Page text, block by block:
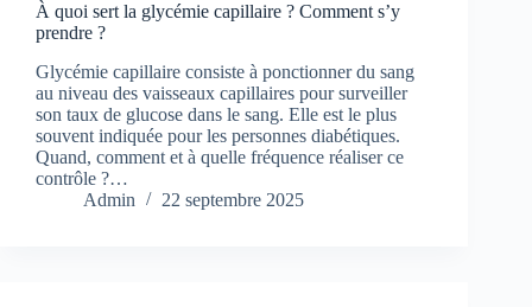
À quoi sert la glycémie capillaire ? Comment s’y
prendre ?
Glycémie capillaire consiste à ponctionner du sang
au niveau des vaisseaux capillaires pour surveiller
son taux de glucose dans le sang. Elle est le plus
souvent indiquée pour les personnes diabétiques.
Quand, comment et à quelle fréquence réaliser ce
contrôle ?…
Admin
22 septembre 2025